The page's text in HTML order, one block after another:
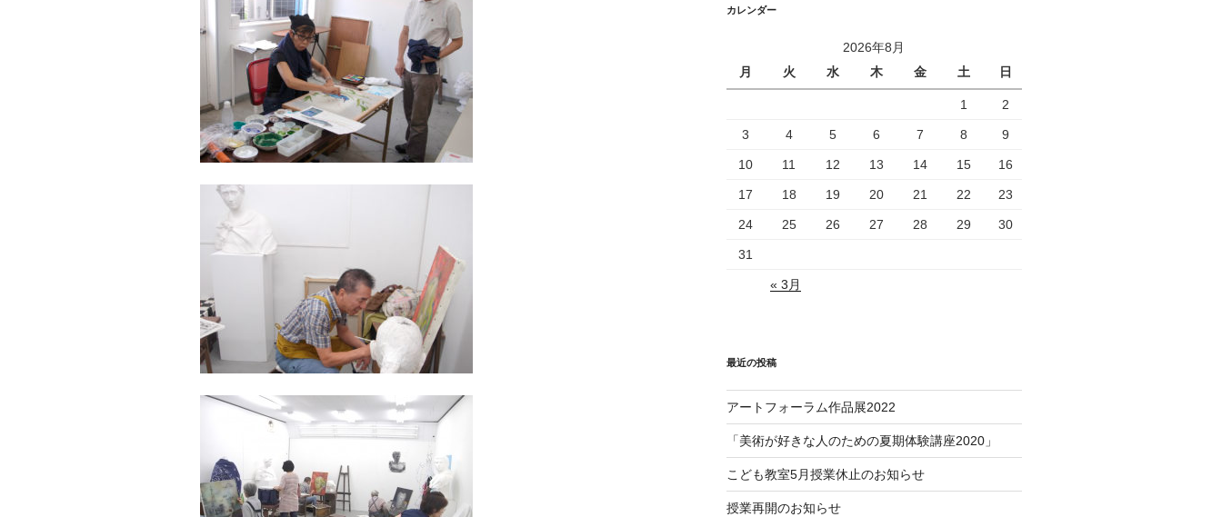
カレンダー
2026年8月
月
火 水 木 金 土 日
1 2
3 4 5 6 7 8 9
10 11 12 13 14 15 16
17 18 19 20 21 22 23
24 25 26 27 28 29 30
31
« 3月
最近の投稿
アートフォーラム作品展2022
「美術が好きな人のための夏期体験講座2020」
こども教室5月授業休止のお知らせ
授業再開のお知らせ